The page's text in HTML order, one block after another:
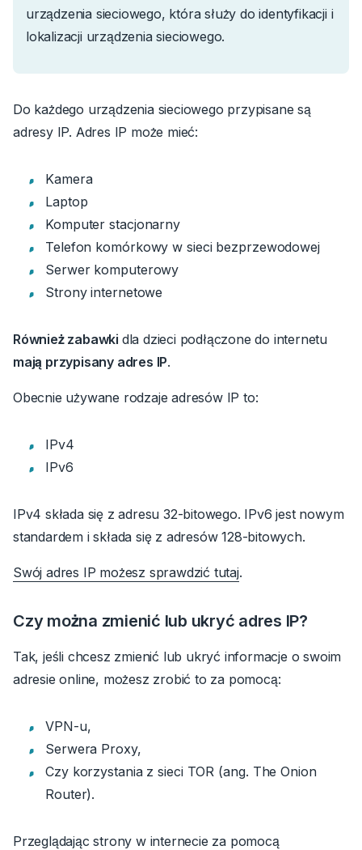
urządzenia sieciowego, która służy do identyfikacji i
lokalizacji urządzenia sieciowego.
Do każdego urządzenia sieciowego przypisane są
adresy IP. Adres IP może mieć:
Kamera
Laptop
Komputer stacjonarny
Telefon komórkowy w sieci bezprzewodowej
Serwer komputerowy
Strony internetowe
Również zabawki dla dzieci podłączone do internetu
mają przypisany adres IP.
Obecnie używane rodzaje adresów IP to:
IPv4
IPv6
IPv4 składa się z adresu 32-bitowego. IPv6 jest nowym
standardem i składa się z adresów 128-bitowych.
Swój adres IP możesz sprawdzić tutaj.
Czy można zmienić lub ukryć adres IP?
Tak, jeśli chcesz zmienić lub ukryć informacje o swoim
adresie online, możesz zrobić to za pomocą:
VPN-u,
Serwera Proxy,
Czy korzystania z sieci TOR (ang. The Onion
Router).
Przeglądając strony w internecie za pomocą